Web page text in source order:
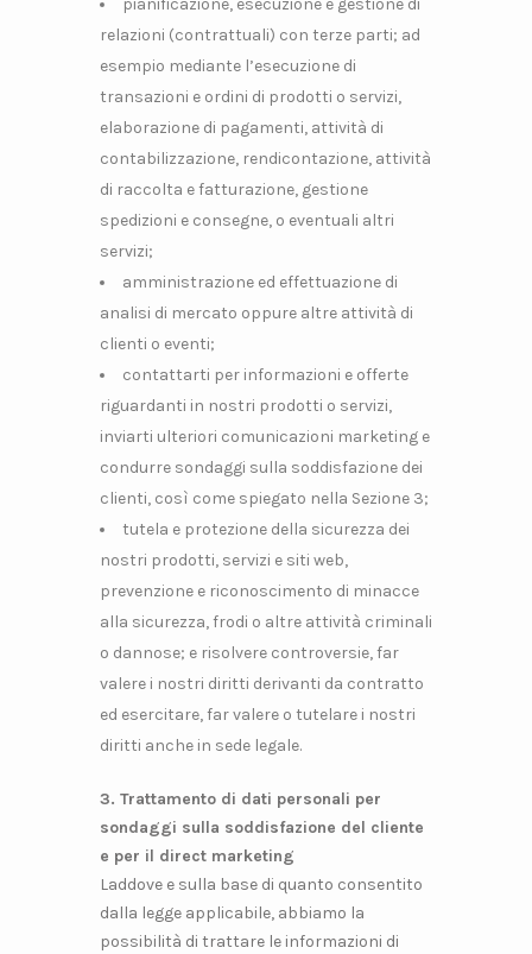
pianificazione, esecuzione e gestione di
relazioni (contrattuali) con terze parti; ad
esempio mediante l’esecuzione di
transazioni e ordini di prodotti o servizi,
elaborazione di pagamenti, attività di
contabilizzazione, rendicontazione, attività
di raccolta e fatturazione, gestione
spedizioni e consegne, o eventuali altri
servizi;
amministrazione ed effettuazione di
analisi di mercato oppure altre attività di
clienti o eventi;
contattarti per informazioni e offerte
riguardanti in nostri prodotti o servizi,
inviarti ulteriori comunicazioni marketing e
condurre sondaggi sulla soddisfazione dei
clienti, così come spiegato nella Sezione 3;
tutela e protezione della sicurezza dei
nostri prodotti, servizi e siti web,
prevenzione e riconoscimento di minacce
alla sicurezza, frodi o altre attività criminali
o dannose; e risolvere controversie, far
valere i nostri diritti derivanti da contratto
ed esercitare, far valere o tutelare i nostri
diritti anche in sede legale.
3. Trattamento di dati personali per
sondaggi sulla soddisfazione del cliente
e per il direct marketing
Laddove e sulla base di quanto consentito
dalla legge applicabile, abbiamo la
possibilità di trattare le informazioni di